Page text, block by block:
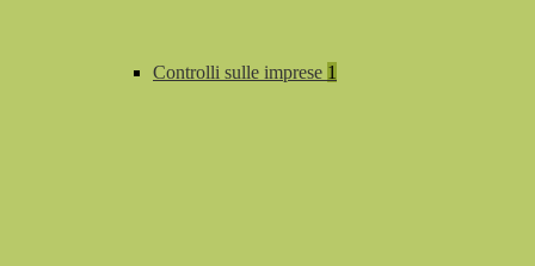
Controlli sulle imprese 1